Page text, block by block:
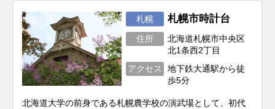
札幌 札幌市時計台
住所
北海道札幌市中央区
北1条西2丁目
アクセス
地下鉄大通駅から徒
歩5分
北海道大学の前身である札幌農学校の演武場として、初代